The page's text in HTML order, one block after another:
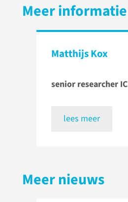
Meer informatie
Matthijs Kox
senior researcher IC
lees meer
Meer nieuws